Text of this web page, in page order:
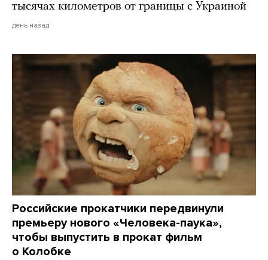
тысячах километров от границы с Украиной
день назад
Российские прокатчики передвинули
премьеру нового «Человека-паука»,
чтобы выпустить в прокат фильм
о Колобке